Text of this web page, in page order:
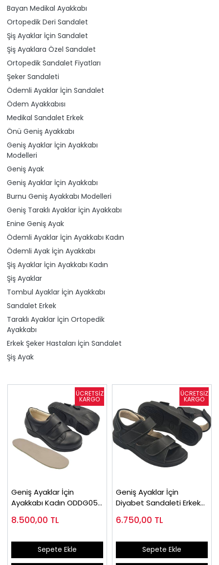
Bayan Medikal Ayakkabı
Ortopedik Deri Sandalet
Şiş Ayaklar İçin Sandalet
Şiş Ayaklara Özel Sandalet
Ortopedik Sandalet Fiyatları
Şeker Sandaleti
Ödemli Ayaklar İçin Sandalet
Ödem Ayakkabısı
Medikal Sandalet Erkek
Önü Geniş Ayakkabı
Geniş Ayaklar İçin Ayakkabı
Modelleri
Geniş Ayak
Geniş Ayaklar İçin Ayakkabı
Burnu Geniş Ayakkabı Modelleri
Geniş Taraklı Ayaklar İçin Ayakkabı
Enine Geniş Ayak
Ödemli Ayaklar İçin Ayakkabı Kadın
Ödemli Ayak İçin Ayakkabı
Şiş Ayaklar İçin Ayakkabı Kadın
Şiş Ayaklar
Tombul Ayaklar İçin Ayakkabı
Sandalet Erkek
Taraklı Ayaklar İçin Ortopedik
Ayakkabı
Erkek Şeker Hastaları İçin Sandalet
Şiş Ayak
Geniş Ayaklar İçin
Ayakkabı Kadın ODDG05S
8.500,00 TL
Sepete Ekle
Geniş Ayaklar İçin
Diyabet Sandaleti Erkek
6.750,00 TL
Sepete Ekle